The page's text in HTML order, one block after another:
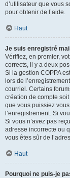
d’utilisateur que vous
pour obtenir de l’aide.
Haut
Je suis enregistré
Vérifiez, en premier,
corrects, il y a deux
Si la gestion COPPA
lors de
courriel. Certains
création de compte
que vous puissiez
l’enregistrement. Si
Si vous n’avez pas
adresse incorrecte ou
vous êtes sûr de
Haut
Pourquoi ne puis-je